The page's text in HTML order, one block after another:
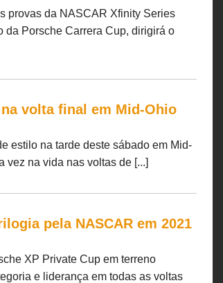
provas da NASCAR Xfinity Series
da Porsche Carrera Cup, dirigirá o
volta final em Mid-Ohio
estilo na tarde deste sábado em Mid-
na vida nas voltas de [...]
pela NASCAR em 2021
XP Private Cup em terreno
e liderança em todas as voltas